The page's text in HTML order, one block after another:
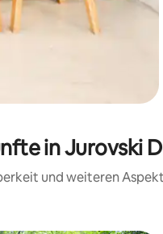
in Jurovski
und weiteren